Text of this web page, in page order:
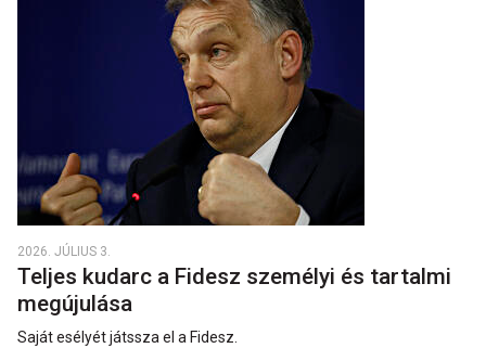
2026. JÚLIUS 3.
Teljes kudarc a Fidesz személyi és tartalmi
megújulása
Saját esélyét játssza el a Fidesz.